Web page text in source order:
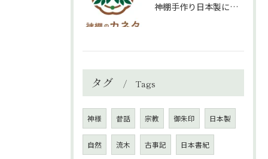
神棚手作り日本製について
タグ Tags
神様 昔話 宗教 御朱印 日本製
自然 流木 古事記 日本書紀